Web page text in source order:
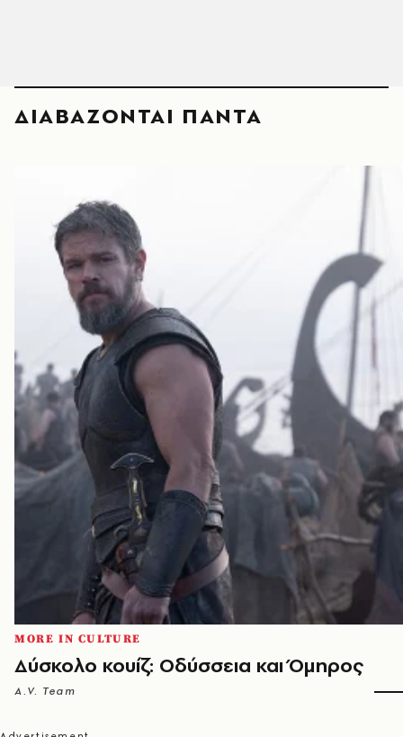
ΔΙΑΒΑΖΟΝΤΑΙ ΠΑΝΤΑ
MORE IN CULTURE
Δύσκολο κουίζ: Οδύσσεια και Όμηρος
A.V. Team